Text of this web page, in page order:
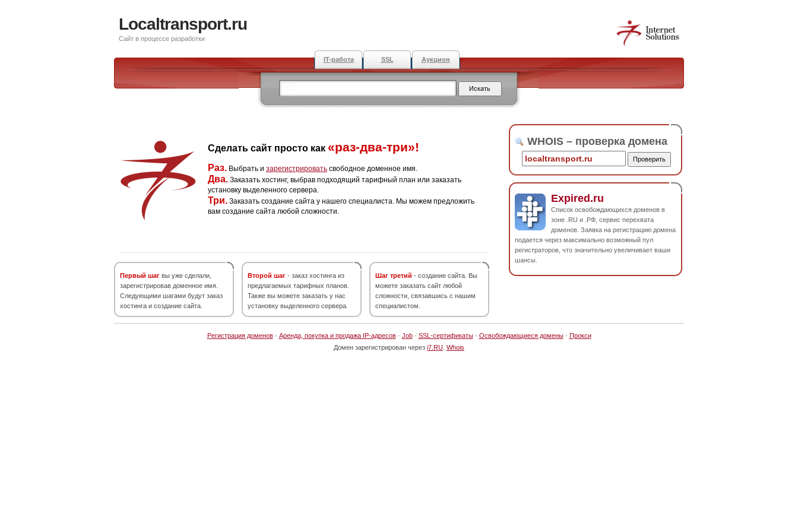
Localtransport.ru
Сайт в процессе разработки
IT-работа SSL Аукцион
Сделать сайт просто как «раз-два-три»!
Раз. Выбрать и зарегистрировать свободное доменное имя.
Два. Заказать хостинг, выбрав подходящий тарифный план или заказать
установку выделенного сервера.
Три. Заказать создание сайта у нашего специалиста. Мы можем предложить
вам создание сайта любой сложности.
Первый шаг вы уже сделали,
зарегистрировав доменное имя.
Следующими шагами будут заказ
хостинга и создание сайта.
Второй шаг - заказ хостинга из
предлагаемых тарифных планов.
Также вы можете заказать у нас
установку выделенного сервера.
Шаг третий - создание сайта. Вы
можете заказать сайт любой
сложности, связавшись с нашим
специалистом.
WHOIS – проверка домена
Expired.ru
Список освобождающихся доменов в
зоне .RU и .РФ, сервис перехвата
доменов. Заявка на регистрацию домена
подается через максимально возможный пул
регистраторов, что значительно увеличивает ваши
шансы.
Регистрация доменов· Аренда, покупка и продажа IP-адресов· Job· SSL-сертификаты· Освобождающиеся домены· Прокси
Домен зарегистрирован через i7.RU Whois